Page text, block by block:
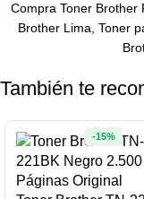
Compra Toner Brother
Brother Lima, Toner
También te
-15%